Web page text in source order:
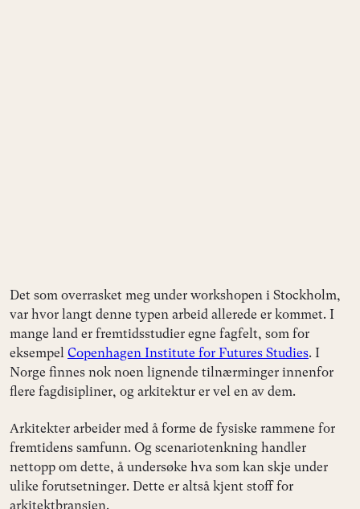
Det som overrasket meg under workshopen i Stockholm,
var hvor langt denne typen arbeid allerede er kommet. I
mange land er fremtidsstudier egne fagfelt, som for
eksempel Copenhagen Institute for Futures Studies. I
Norge finnes nok noen lignende tilnærminger innenfor
flere fagdisipliner, og arkitektur er vel en av dem.
Arkitekter arbeider med å forme de fysiske rammene for
fremtidens samfunn. Og scenariotenkning handler
nettopp om dette, å undersøke hva som kan skje under
ulike forutsetninger. Dette er altså kjent stoff for
arkitektbransjen.